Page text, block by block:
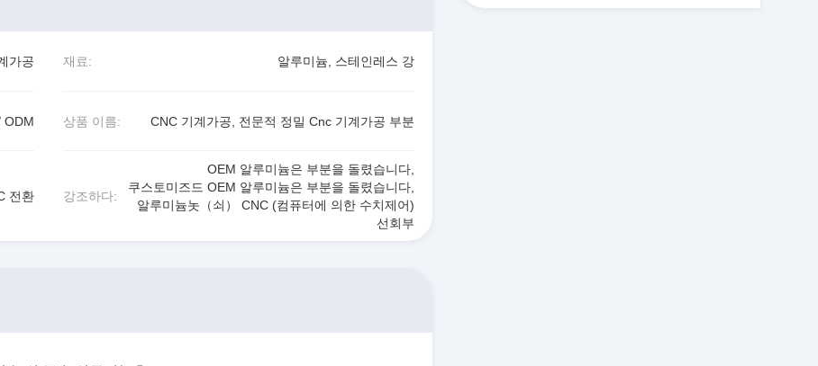
가공 재료: 알루미늄, 스테인레스 강
ODM 상품 이름: CNC 기계가공, 전문적 정밀 Cnc 기계가공 부분
전환 강조하다:
OEM 알루미늄은 부분을 돌렸습니다
쿠스토미즈드 OEM 알루미늄은 부분을 돌렸습니다
알루미늄놋（쇠） CNC (컴퓨터에 의한 수치제어)
선회부